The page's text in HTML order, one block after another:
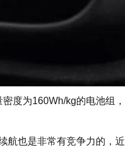
度为160Wh/kg的电池组，
航也是非常有竞争力的，近